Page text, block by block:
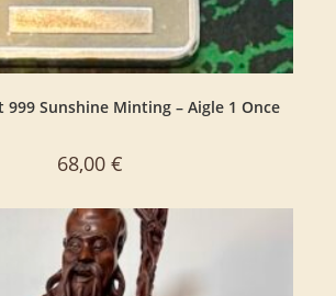
999 Sunshine Minting – Aigle 1 Once
68,00 €